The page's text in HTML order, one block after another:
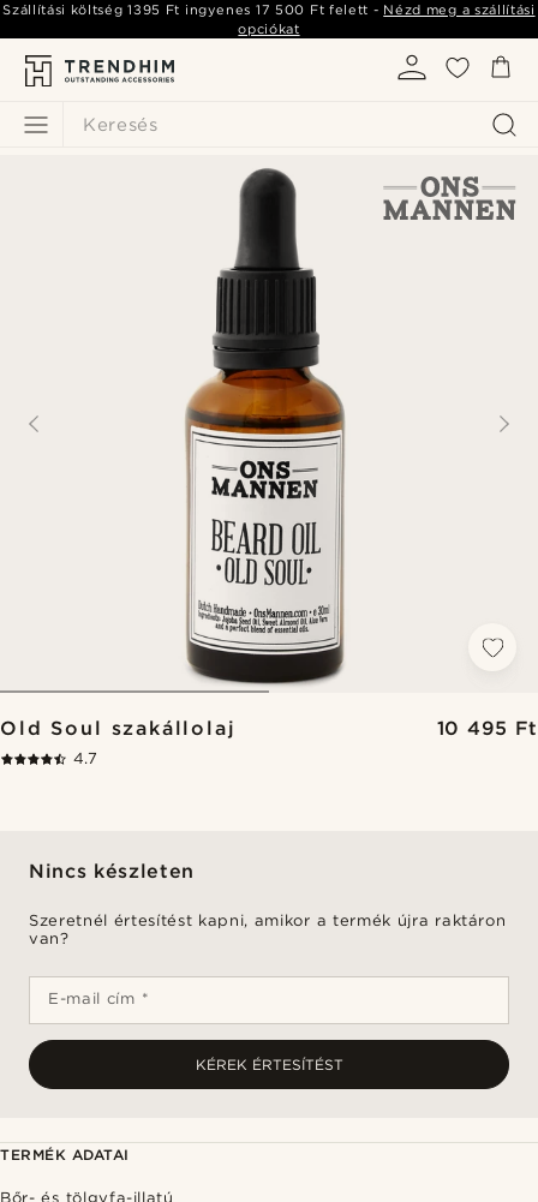
Keresés
Szállítási költség1395 Ft ingyenes 17 500 Ft felett - Nézd meg a szállítási
opciókat
Old Soul szakállolaj 10 495 Ft
4.7
Nincs készleten
Szeretnél értesítést kapni, amikor a termék újra raktáron
van?
E-mail cím *
KÉREK ÉRTESÍTÉST
TERMÉK ADATAI
Bőr- és tölgyfa-illatú